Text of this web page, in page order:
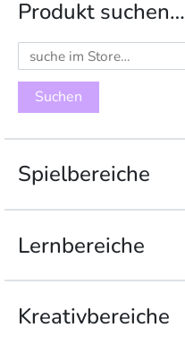
Produkt suchen…
Suchen
nach:
Spielbereiche
Lernbereiche
Kreativbereiche